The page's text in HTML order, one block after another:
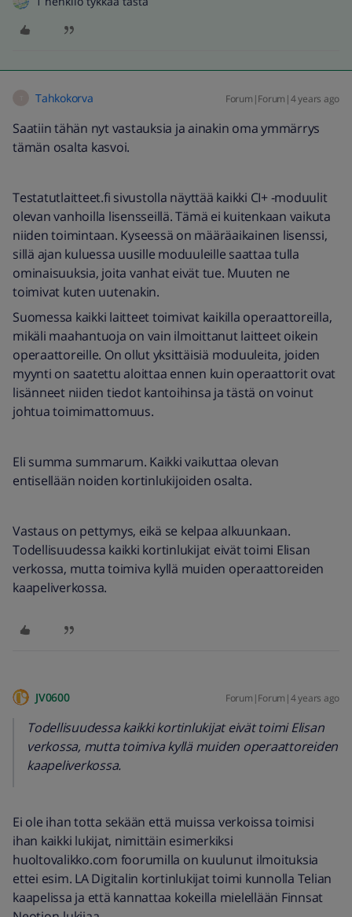
Tahkokorva Forum|Forum|4 years ago
Saatiin tähän nyt vastauksia ja ainakin oma ymmärrys
tämän osalta kasvoi.
Testatutlaitteet.fi sivustolla näyttää kaikki CI+ -moduulit
olevan vanhoilla lisensseillä. Tämä ei kuitenkaan vaikuta
niiden toimintaan. Kyseessä on määräaikainen lisenssi,
sillä ajan kuluessa uusille moduuleille saattaa tulla
ominaisuuksia, joita vanhat eivät tue. Muuten ne
toimivat kuten uutenakin.
Suomessa kaikki laitteet toimivat kaikilla operaattoreilla,
mikäli maahantuoja on vain ilmoittanut laitteet oikein
operaattoreille. On ollut yksittäisiä moduuleita, joiden
myynti on saatettu aloittaa ennen kuin operaattorit ovat
lisänneet niiden tiedot kantoihinsa ja tästä on voinut
johtua toimimattomuus.
Eli summa summarum. Kaikki vaikuttaa olevan
entisellään noiden kortinlukijoiden osalta.
Vastaus on pettymys, eikä se kelpaa alkuunkaan.
Todellisuudessa kaikki kortinlukijat eivät toimi Elisan
verkossa, mutta toimiva kyllä muiden operaattoreiden
kaapeliverkossa.
JV0600 Forum|Forum|4 years ago
Todellisuudessa kaikki kortinlukijat eivät toimi Elisan
verkossa, mutta toimiva kyllä muiden operaattoreiden
kaapeliverkossa.
Ei ole ihan totta sekään että muissa verkoissa toimisi
ihan kaikki lukijat, nimittäin esimerkiksi
huoltovalikko.com foorumilla on kuulunut ilmoituksia
ettei esim. LA Digitalin kortinlukijat toimi kunnolla Telian
kaapelissa ja että kannattaa kokeilla mielellään Finnsat